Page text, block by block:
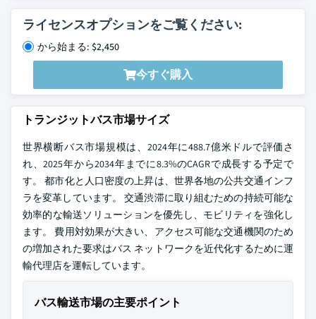
ライセンスオプションをご覧ください:
から始まる: $2,450
今すぐ購入
トランジットバス市場サイズ
世界横断バス市場規模は、2024年に488.7億米ドルで評価さ
れ、2025年から2034年までに8.3%のCAGRで成長する予定で
す。 都市化と人口密度の上昇は、世界各地の公共交通インフ
ラを変革しています。 交通渋滞に取り組むための持続可能な
効率的な輸送ソリューションを優先し、モビリティを強化し
ます。 費用対効果が大きい、アクセス可能な交通機関のため
の増加された要求はバス ネットワークを近代化するために運
輸代理店を運転しています。
バス輸送市場の主要ポイント